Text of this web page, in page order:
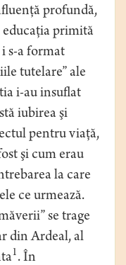
profundă,
educaţia primită
s-a format
tutelare” ale
i-au insuflat
iubirea şi
pentru viaţă,
şi cum erau
la care
ce urmează.
se trage
din Ardeal, al
1. În